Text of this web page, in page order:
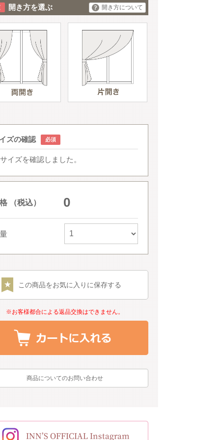
開き方を選ぶ 開き方について
ズの確認
サイズを確認しました。
（税込） 0
この商品をお気に入りに保存する
※お客様都合による返品交換はできません。
商品についてのお問い合わせ